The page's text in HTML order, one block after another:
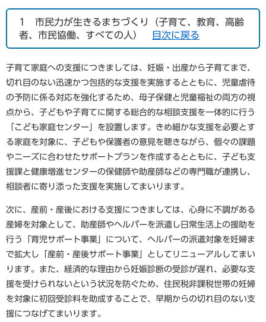
1 市民力が生きるまちづくり（子育て、教育、高齢
者、市民協働、すべての人）
目次に戻る
子育て家庭への支援につきましては、妊娠・出産から子育てまで、
切れ目のない迅速かつ包括的な支援を実施するとともに、児童虐待
の予防に係る対応を強化するため、母子保健と児童福祉の両方の視
点から、子どもや子育てに関する総合的な相談支援を一体的に行う
「こども家庭センター」を設置します。きめ細かな支援を必要とす
る家庭を対象に、子どもや保護者の意見を聴きながら、個々の課題
やニーズに合わせたサポートプランを作成するとともに、子ども支
援課と健康増進センターの保健師や助産師などの専門職が連携し、
相談者に寄り添った支援を実施してまいります。
次に、産前・産後における支援につきましては、心身に不調がある
産婦を対象として、助産師やヘルパーを派遣し日常生活上の援助を
行う「育児サポート事業」について、ヘルパーの派遣対象を妊婦ま
で拡大し「産前・産後サポート事業」としてリニューアルしてまい
ります。また、経済的な理由から妊娠診断の受診が遅れ、必要な支
援を受けられないという状況を防ぐため、住民税非課税世帯の妊婦
を対象に初回受診料を助成することで、早期からの切れ目のない支
援につなげてまいります。